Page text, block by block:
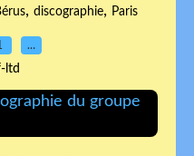
, discographie, Paris
…
ltd